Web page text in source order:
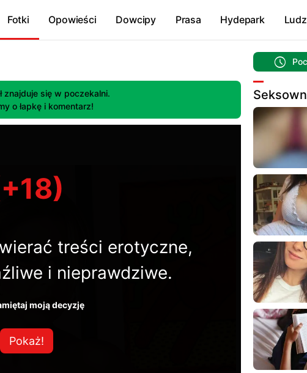
Fotki Opowieści Dowcipy Prasa Hydepark
znajduje się w poczekalni.
o łapkę i komentarz!
treści erotyczne,
i nieprawdziwe.
moją decyzję
Pokaż!